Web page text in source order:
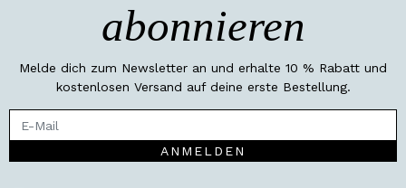
abonnieren
Melde dich zum Newsletter an und erhalte 10 % Rabatt und
kostenlosen Versand auf deine erste Bestellung.
ANMELDEN